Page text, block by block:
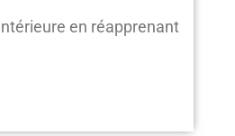
en réapprenant